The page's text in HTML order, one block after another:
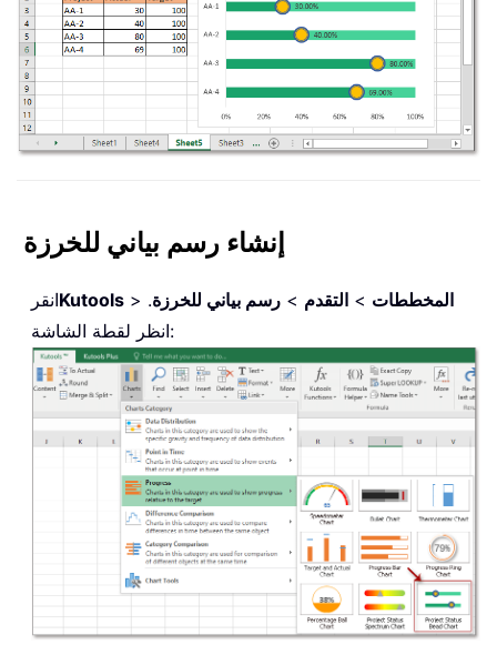
إنشاء رسم بياني للخرزة
انقرKutools > المخططات > التقدم > رسم بياني للخرزة.
انظر لقطة الشاشة: